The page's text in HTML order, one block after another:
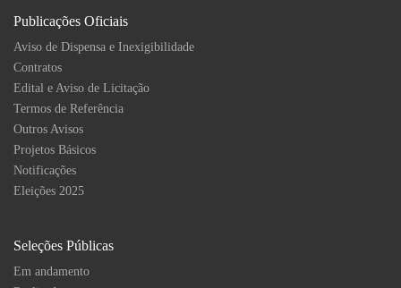
Publicações Oficiais
Aviso de Dispensa e Inexigibilidade
Contratos
Edital e Aviso de Licitação
Termos de Referência
Outros Avisos
Projetos Básicos
Notificações
Eleições 2025
Seleções Públicas
Em andamento